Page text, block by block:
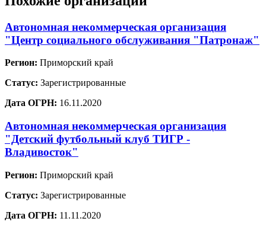
Автономная некоммерческая организация
"Центр социального обслуживания "Патронаж"
Регион: Приморский край
Статус: Зарегистрированные
Дата ОГРН: 16.11.2020
Автономная некоммерческая организация
"Детский футбольный клуб ТИГР -
Владивосток"
Регион: Приморский край
Статус: Зарегистрированные
Дата ОГРН: 11.11.2020